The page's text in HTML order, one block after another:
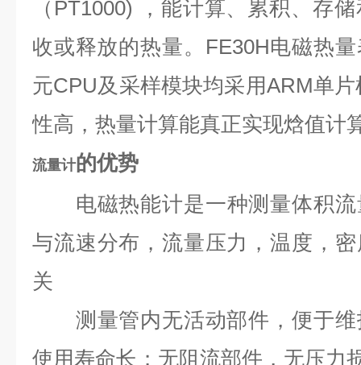
（PT1000) ，能计算、累积、存
收或释放的热量。FE30H电磁热
元CPU及采样模块均采用ARM单
性高，热量计算能真正实现焓值计
流量计的优势
电磁热能计是一种测量体积
与流速分布，流量压力，温度，
关
测量管内无活动部件，便于维
使用寿命长；无阻流部件，无压力